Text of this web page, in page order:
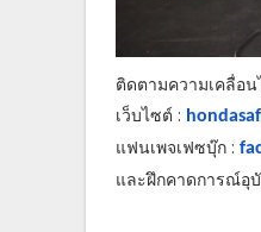
ติดตามความเคลื่อ
เว็บไซต์ :
แฟนเพจเฟซบุ๊ก :
และฝึกคาดการณ์อุ